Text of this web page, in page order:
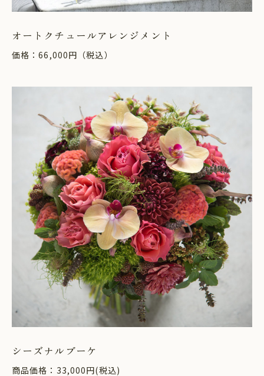
オートクチュールアレンジメント
価格：66,000円（税込）
シーズナルブーケ
商品価格：33,000円(税込)